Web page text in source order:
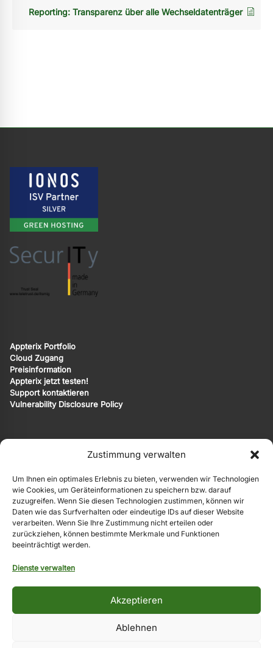
Zustimmung verwalten
Um Ihnen ein optimales Erlebnis zu bieten, verwenden wir Technologien
wie Cookies, um Geräteinformationen zu speichern bzw. darauf
zuzugreifen. Wenn Sie diesen Technologien zustimmen, können wir
Daten wie das Surfverhalten oder eindeutige IDs auf dieser Website
verarbeiten. Wenn Sie Ihre Zustimmung nicht erteilen oder
zurückziehen, können bestimmte Merkmale und Funktionen
beeinträchtigt werden.
Dienste verwalten
Akzeptieren
Ablehnen
Reporting: Transparenz über alle Wechseldatenträger
Appterix Portfolio
Cloud Zugang
Preisinformation
Appterix jetzt testen!
Support kontaktieren
Vulnerability Disclosure Policy
EgoMind|Privacy Policy| Impressum
Die Originalsprache der Website ist Deutsch. Weitere Sprachen
werden automatisiert und KI-basiert angeboten. Hierauf
übernehmen wir keine Gewähr.